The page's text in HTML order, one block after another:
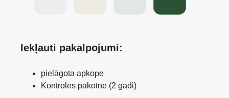
Iekļauti pakalpojumi:
pielāgota apkope
Kontroles pakotne (2 gadi)